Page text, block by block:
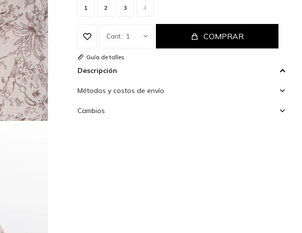
1 2 3 4
1 COMPRAR
Guía de talles
Descripción
Métodos y costos de envío
Cambios